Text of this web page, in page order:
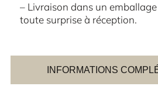
INFORMATIONS
– Livraison dans un
toute surprise à réception.